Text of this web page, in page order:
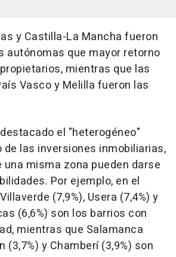
y Castilla-La Mancha fueron
autónomas que mayor retorno
mientras que las
Vasco y Melilla fueron las
el "heterogéneo"
las inversiones inmobiliarias,
una misma zona pueden darse
Por ejemplo, en el
(7,9%), Usera (7,4%) y
(6,6%) son los barrios con
mientras que Salamanca
(3,7%) y Chamberí (3,9%) son